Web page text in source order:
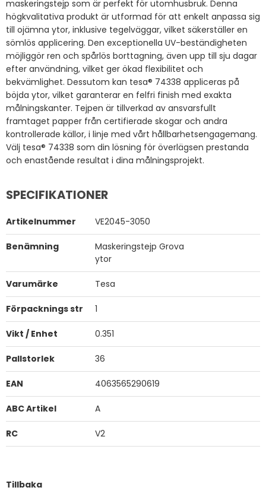
maskeringstejp som är perfekt för utomhusbruk. Denna
högkvalitativa produkt är utformad för att enkelt anpassa sig
till ojämna ytor, inklusive tegelväggar, vilket säkerställer en
sömlös applicering. Den exceptionella UV-beständigheten
möjliggör ren och spårlös borttagning, även upp till sju dagar
efter användning, vilket ger ökad flexibilitet och
bekvämlighet. Dessutom kan tesa® 74338 appliceras på
böjda ytor, vilket garanterar en felfri finish med exakta
målningskanter. Tejpen är tillverkad av ansvarsfullt
framtaget papper från certifierade skogar och andra
kontrollerade källor, i linje med vårt hållbarhetsengagemang.
Välj tesa® 74338 som din lösning för överlägsen prestanda
och enastående resultat i dina målningsprojekt.
SPECIFIKATIONER
Artikelnummer VE2045-3050
Benämning
Maskeringstejp Grova
ytor
Varumärke Tesa
Förpacknings str 1
Vikt / Enhet 0.351
Pallstorlek 36
EAN 4063565290619
ABC Artikel A
RC V2
Tillbaka